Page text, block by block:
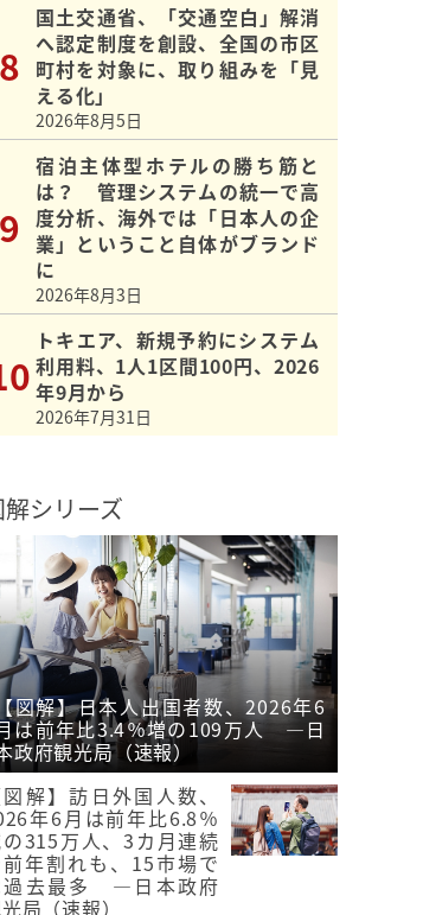
国土交通省、「交通空白」解消
へ認定制度を創設、全国の市区
町村を対象に、取り組みを「見
える化」
2026年8月5日
宿泊主体型ホテルの勝ち筋と
は？ 管理システムの統一で高
度分析、海外では「日本人の企
業」ということ自体がブランド
に
2026年8月3日
トキエア、新規予約にシステム
利用料、1人1区間100円、2026
年9月から
2026年7月31日
解シリーズ
図解】日本人出国者数、2026年6
は前年比3.4％増の109万人 ―日
政府観光局（速報）
図解】訪日外国人数、
年6月は前年比6.8％
315万人、3カ月連続
年割れも、15市場で
過去最多 ―日本政府
局（速報）